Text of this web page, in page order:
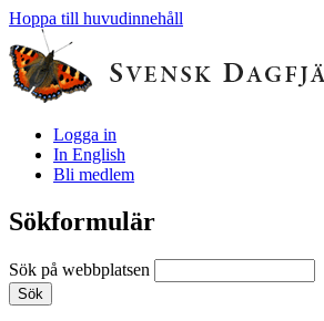
Hoppa till huvudinnehåll
Logga in
In English
Bli medlem
Sökformulär
Sök på webbplatsen